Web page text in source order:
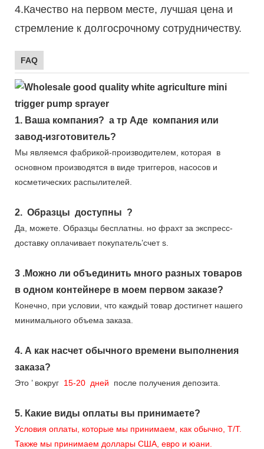
4.Качество на первом месте, лучшая цена и
стремление к долгосрочному сотрудничеству.
FAQ
1. Ваша компания? а тр Аде компания или
завод-изготовитель?
Мы являемся фабрикой-производителем, которая
в
основном производятся в виде триггеров, насосов и
косметических распылителей.
2. Образцы доступны ?
Да, можете. Образцы бесплатны. но фрахт за экспресс-
доставку оплачивает покупатель’счет s.
3 .Можно ли объединить много разных товаров
в одном контейнере в моем первом заказе?
Конечно, при условии, что каждый товар достигнет нашего
минимального объема заказа.
4. А как насчет обычного времени выполнения
заказа?
Это ’вокруг 15-20 дней после получения депозита.
5. Какие виды оплаты вы принимаете?
Условия оплаты, которые мы принимаем, как обычно, T/T.
Также мы принимаем доллары США, евро и юани.